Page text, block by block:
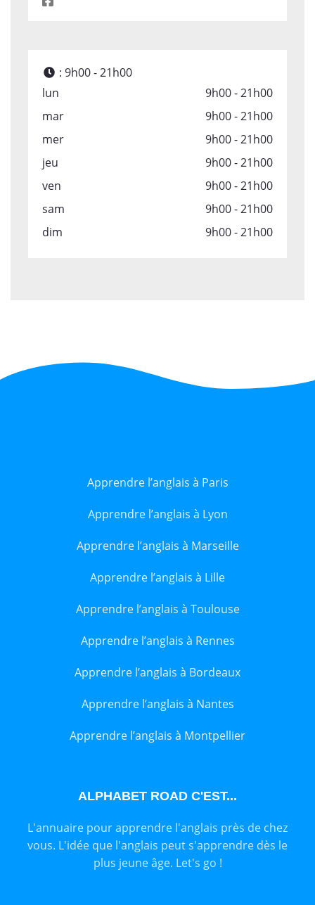
: 9h00 - 21h00
lun
9h00 - 21h00
mar
9h00 - 21h00
mer
9h00 - 21h00
jeu
9h00 - 21h00
ven
9h00 - 21h00
sam
9h00 - 21h00
dim
9h00 - 21h00
Apprendre l’anglais à Paris
Apprendre l’anglais à Lyon
Apprendre l’anglais à Marseille
Apprendre l’anglais à Lille
Apprendre l’anglais à Toulouse
Apprendre l’anglais à Rennes
Apprendre l’anglais à Bordeaux
Apprendre l’anglais à Nantes
Apprendre l’anglais à Montpellier
ALPHABET ROAD C'EST...
L'annuaire pour apprendre l'anglais près de chez
vous. L'idée que l'anglais peut s'apprendre dès le
plus jeune âge. Let's go !